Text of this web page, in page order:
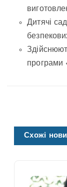
Дитячі
програми
Схожі